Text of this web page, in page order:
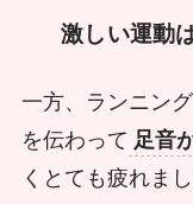
激しい運動
一方、ランニン
を伝わって 足音
くとても疲れまし